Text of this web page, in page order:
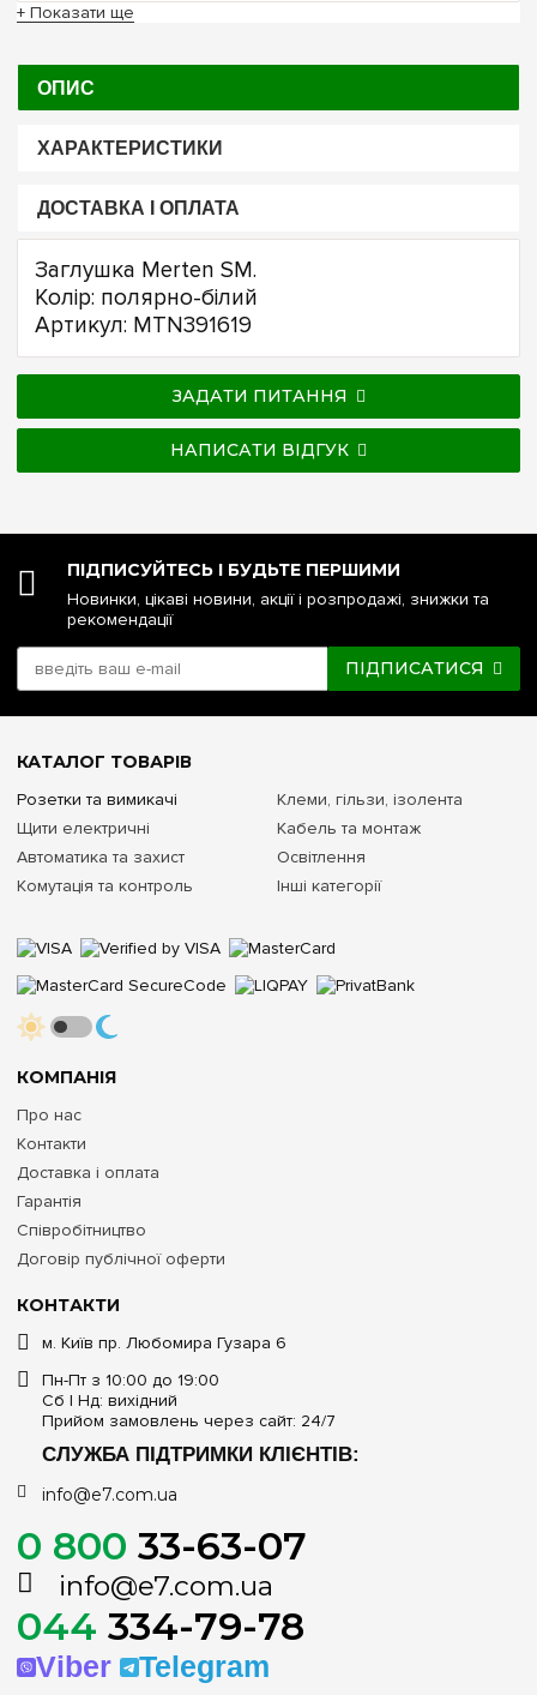
+ Показати ще
ОПИС
ХАРАКТЕРИСТИКИ
ДОСТАВКА І ОПЛАТА
Заглушка Merten SM.
Колір: полярно-білий
Артикул: MTN391619
ЗАДАТИ ПИТАННЯ
НАПИСАТИ ВІДГУК
ПІДПИСУЙТЕСЬ І БУДЬТЕ ПЕРШИМИ
Новинки, цікаві новини, акції і розпродажі, знижки та
рекомендації
ПІДПИСАТИСЯ
КОНТАКТИ
м. Київ пр. Любомира Гузара 6
Пн-Пт з 10:00 до 19:00
Сб | Нд: вихідний
Прийом замовлень через сайт: 24/7
СЛУЖБА ПІДТРИМКИ КЛІЄНТІВ:
info@e7.com.ua
0 800 33-63-07
info@e7.com.ua
044 334-79-78
Viber Telegram
КОМПАНІЯ
Про нас
Контакти
Доставка і оплата
Гарантія
Співробітництво
Договір публічної оферти
КАТАЛОГ ТОВАРІВ
Розетки та вимикачі
Щити електричні
Автоматика та захист
Комутація та контроль
Клеми, гільзи, ізолента
Кабель та монтаж
Освітлення
Інші категорії